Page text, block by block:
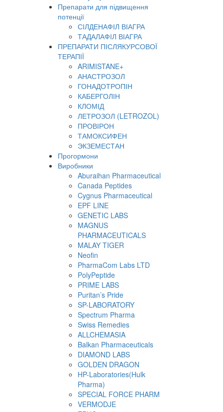
Препарати для підвищення
потенції
СІЛДЕНАФІЛ ВІАГРА
ТАДАЛАФІЛ ВІАГРА
ПРЕПАРАТИ ПІСЛЯКУРСОВОЇ
ТЕРАПІЇ
ARIMISTANE+
АНАСТРОЗОЛ
ГОНАДОТРОПІН
КАБЕРГОЛІН
КЛОМІД
ЛЕТРОЗОЛ (LETROZOL)
ПРОВІРОН
ТАМОКСИФЕН
ЭКЗЕМЕСТАН
Прогормони
Виробники
Aburaihan Pharmaceutical
Canada Peptides
Cygnus Pharmaceutical
EPF LINE
GENETIC LABS
MAGNUS
PHARMACEUTICALS
MALAY TIGER
Neofin
PharmaCom Labs LTD
PolyPeptide
PRIME LABS
Puritan’s Pride
SP-LABORATORY
Spectrum Pharma
Swiss Remedies
ALLCHEMASIA
Balkan Pharmaceuticals
DIAMOND LABS
GOLDEN DRAGON
HP-Laboratories(Hulk
Pharma)
SPECIAL FORCE PHARM
VERMODJE